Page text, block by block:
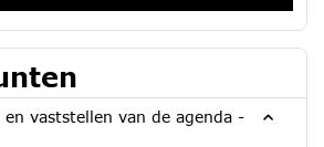
en vaststellen van de agenda -